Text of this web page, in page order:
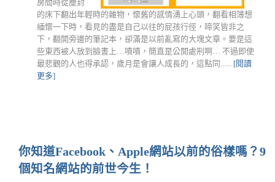
房間時從塵封
的床下翻出年輕時的雜物，懷舊的感情湧上心頭，翻看相簿想
緬懷一下時，看見的盡是自己以往的屁孩行徑，啼笑皆非之
下，翻開旁邊的筆記本，卻滿是以前亂寫的大塊文章。要是這
些東西被人放到臉書上…嘖嘖，簡直是公開處刑啊… 不過即使
最悲觀的人也得承認，歲月是會讓人成長的，這點同...... [閱讀
更多]
你知道Facebook、Apple網站以前的俗樣嗎？9
個知名網站的前世今生！